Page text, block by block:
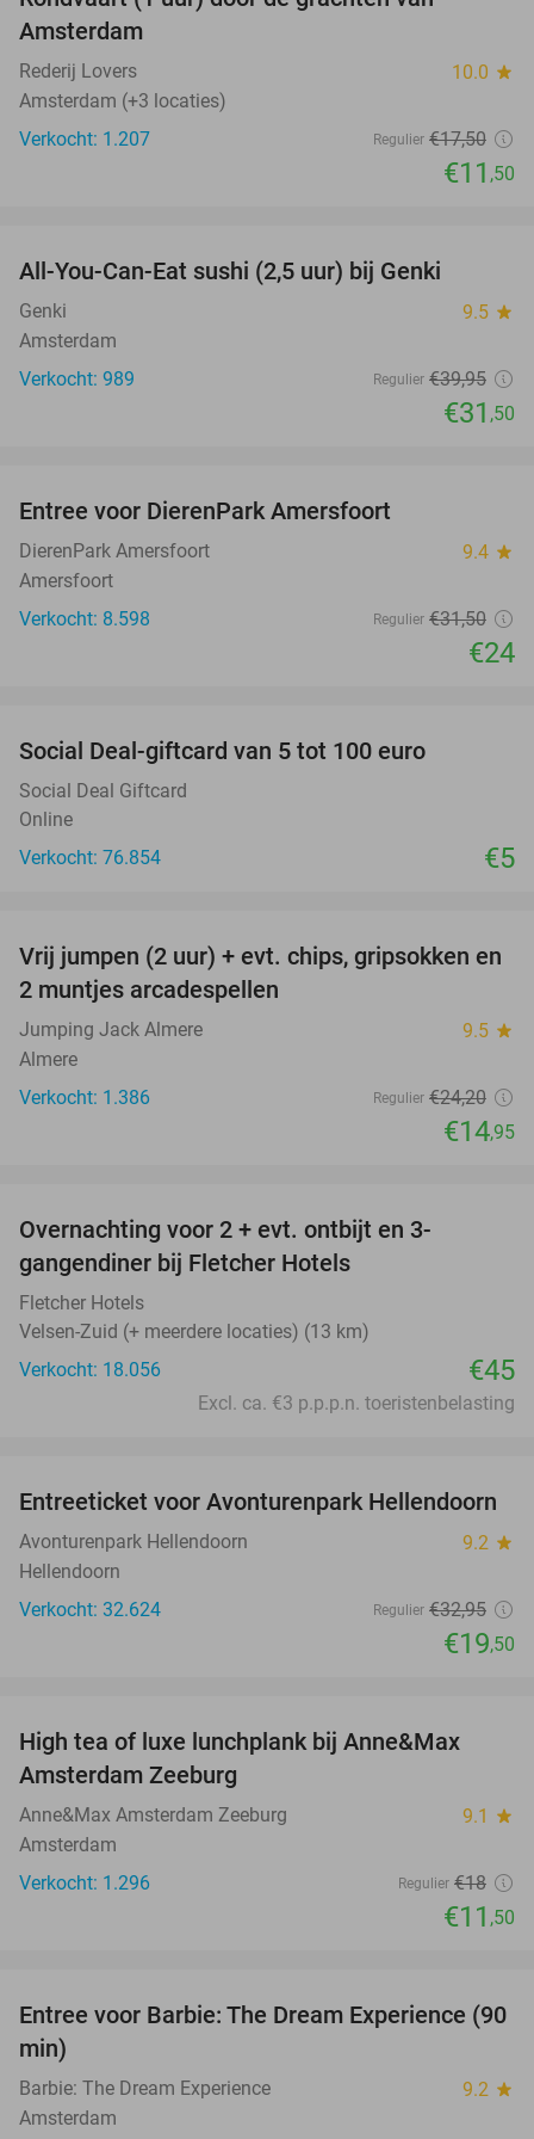
Amsterdam
Rederij Lovers 10.0 star
Amsterdam (+3 locaties)
Verkocht: 1.207
Regulier €17,50
€11 ,50
All-You-Can-Eat sushi (2,5 uur) bij Genki
Genki 9.5 star
Amsterdam
Verkocht: 989
Regulier €39,95
€31 ,50
Entree voor DierenPark Amersfoort
DierenPark Amersfoort 9.4 star
Amersfoort
Verkocht: 8.598
Regulier €31,50
€24
Social Deal-giftcard van 5 tot 100 euro
Social Deal Giftcard
Online
Verkocht: 76.854
€5
38%
Vrij jumpen (2 uur) + evt. chips, gripsokken en
2 muntjes arcadespellen
Jumping Jack Almere 9.5 star
Almere
Verkocht: 1.386
Regulier €24,20
€14,95
Overnachting voor 2 + evt. ontbijt en 3-
gangendiner bij Fletcher Hotels
Fletcher Hotels
Velsen-Zuid (+ meerdere locaties) (13 km)
Verkocht: 18.056
€45
Excl. ca. €3 p.p.p.n. toeristenbelasting
41%
Entreeticket voor Avonturenpark Hellendoorn
Avonturenpark Hellendoorn 9.2 star
Hellendoorn
Verkocht: 32.624
Regulier €32,95
€19,50
High tea of luxe lunchplank bij Anne&Max
Amsterdam Zeeburg
Anne&Max Amsterdam Zeeburg 9.1 star
Amsterdam
Verkocht: 1.296
Regulier €18
€11 ,50
30%
Entree voor Barbie: The Dream Experience (90
min)
Barbie: The Dream Experience 9.2 star
Amsterdam